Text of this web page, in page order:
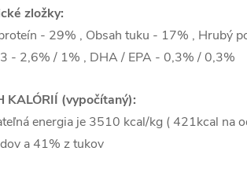
zložky:
- 29% , Obsah tuku - 17% , Hrubý
- 2,6% / 1% , DHA / EPA - 0,3% / 0,3%
KALÓRIÍ (vypočítaný):
energia je 3510 kcal/kg ( 421kcal na
a 41% z tukov